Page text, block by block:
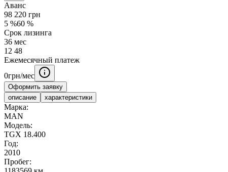
Аванс
98 220 грн
5 %60 %
Срок лизинга
36 мес
12 48
Ежемесячный платеж
0грн/мес
Оформить заявку
описание
характеристики
Марка:
MAN
Модель:
TGX 18.400
Год:
2010
Пробег: